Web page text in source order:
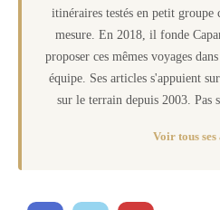
itinéraires testés en petit groupe
mesure. En 2018, il fonde
proposer ces mêmes voyages
équipe. Ses articles s'appuient
sur le terrain depuis 2003. Pas
Voir tous